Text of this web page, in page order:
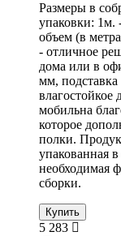
Размеры в
упаковки: 1м.
объем (в
- отличное
дома или в
мм,
влагостойкое
мобильна
которое
полки.
упакованная
необходимая
сборки.
Купить
5 283